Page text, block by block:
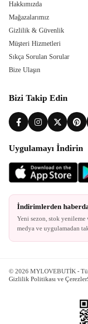
Hakkımızda
Mağazalarımız
Gizlilik & Güvenlik
Müşteri Hizmetleri
Sıkça Sorulan Sorular
Bize Ulaşın
Bizi Takip Edin
Uygulamayı İndirin
İndirimlerden
Yeni sezon, stok
medya ve uygulamadan
© 2026 MYLOVEBUTİK -
Gizlilik Politikası ve Çerezler